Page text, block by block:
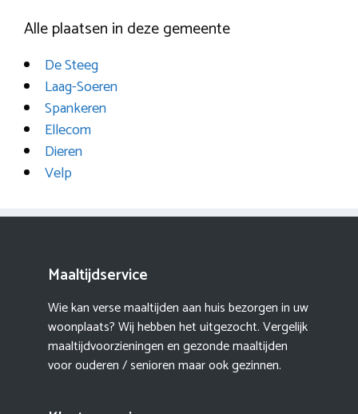
Alle plaatsen in deze gemeente
De Steeg
Laag-Soeren
Spankeren
Ellecom
Dieren
Velp
Maaltijdservice
Wie kan verse maaltijden aan huis bezorgen in uw
woonplaats? Wij hebben het uitgezocht. Vergelijk
maaltijdvoorzieningen en gezonde maaltijden
voor ouderen / senioren maar ook gezinnen.